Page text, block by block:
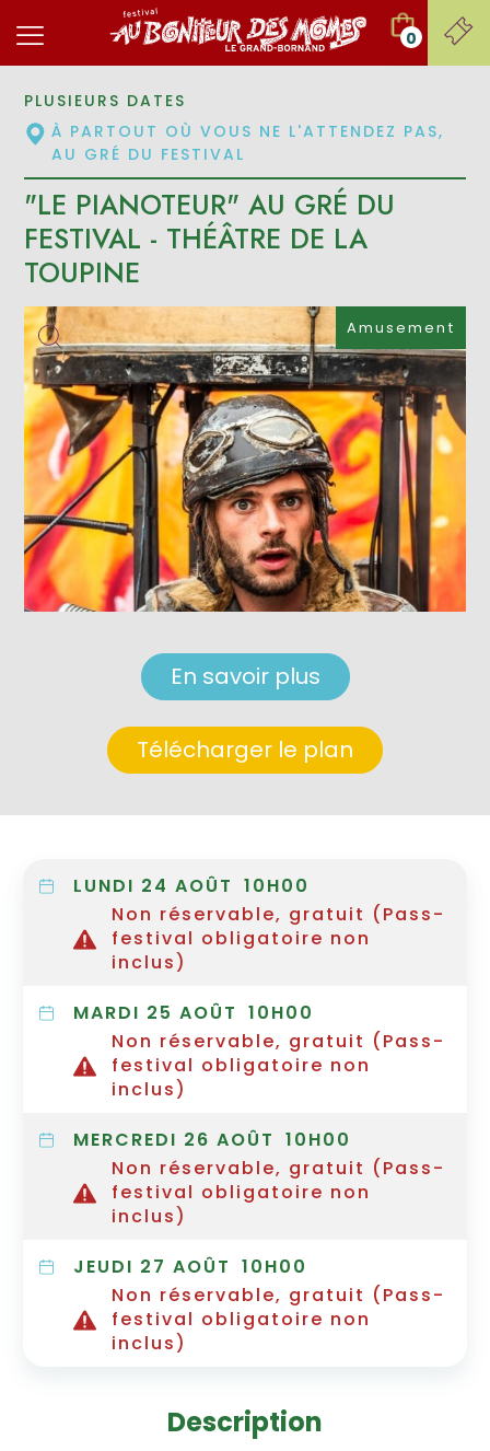
0
Télécharger le plan
En savoir plus
Amusement
PLUSIEURS DATES
À PARTOUT OÙ VOUS NE L'ATTENDEZ PAS,
AU GRÉ DU FESTIVAL
"LE PIANOTEUR" AU GRÉ DU
FESTIVAL - THÉÂTRE DE LA
TOUPINE
LUNDI 24 AOÛT 10H00
Non réservable, gratuit (Pass-
festival obligatoire non
inclus)
MARDI 25 AOÛT 10H00
Non réservable, gratuit (Pass-
festival obligatoire non
inclus)
MERCREDI 26 AOÛT 10H00
Non réservable, gratuit (Pass-
festival obligatoire non
inclus)
JEUDI 27 AOÛT 10H00
Non réservable, gratuit (Pass-
festival obligatoire non
inclus)
Description